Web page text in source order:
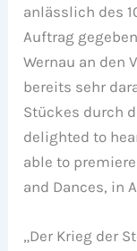
anlässlich des
Auftrag
Wernau an den
bereits sehr
Stückes durch
delighted to
able to
and Dances, in
„Der Krieg der